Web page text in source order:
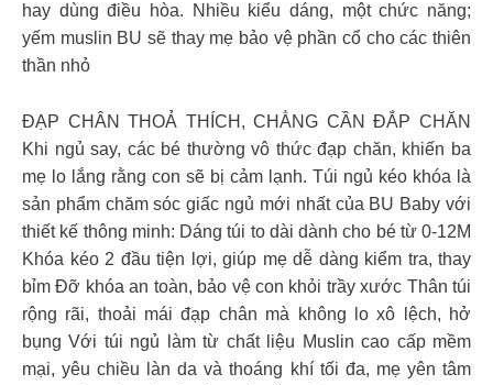
hay dùng điều hòa. Nhiều kiểu dáng, một chức năng;
yếm muslin BU sẽ thay mẹ bảo vệ phần cổ cho các thiên
thần nhỏ
ĐẠP CHÂN THOẢ THÍCH, CHẲNG CẦN ĐẮP CHĂN
Khi ngủ say, các bé thường vô thức đạp chăn, khiến ba
mẹ lo lắng rằng con sẽ bị cảm lạnh. Túi ngủ kéo khóa là
sản phẩm chăm sóc giấc ngủ mới nhất của BU Baby với
thiết kế thông minh: Dáng túi to dài dành cho bé từ 0-12M
Khóa kéo 2 đầu tiện lợi, giúp mẹ dễ dàng kiểm tra, thay
bỉm Đỡ khóa an toàn, bảo vệ con khỏi trầy xước Thân túi
rộng rãi, thoải mái đạp chân mà không lo xô lệch, hở
bụng Với túi ngủ làm từ chất liệu Muslin cao cấp mềm
mại, yêu chiều làn da và thoáng khí tối đa, mẹ yên tâm